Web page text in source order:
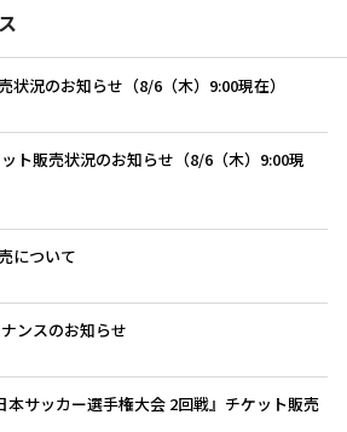
状況のお知らせ（8/6（木）9:00現在）
ト販売状況のお知らせ（8/6（木）9:00現
について
ンスのお知らせ
本サッカー選手権大会 2回戦』チケット販売